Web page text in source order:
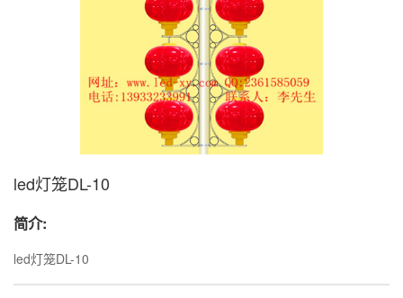
led灯笼DL-10
简介:
led灯笼DL-10